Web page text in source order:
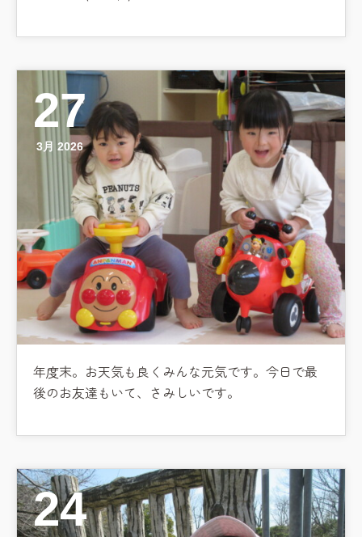
27
3月 2026
年度末。お天気も良くみんな元気です。今日で最
後のお友達もいて、さみしいです。
24